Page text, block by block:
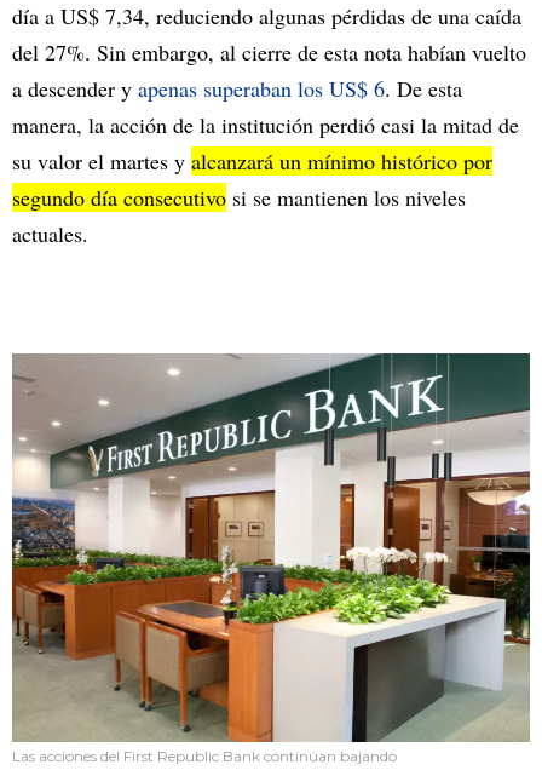
día a US$ 7,34, reduciendo algunas pérdidas de una caída
del 27%. Sin embargo, al cierre de esta nota habían vuelto
a descender y apenas superaban los US$ 6. De esta
manera, la acción de la institución perdió casi la mitad de
su valor el martes y alcanzará un mínimo histórico por
segundo día consecutivo si se mantienen los niveles
actuales.
Las acciones del First Republic Bank continúan bajando